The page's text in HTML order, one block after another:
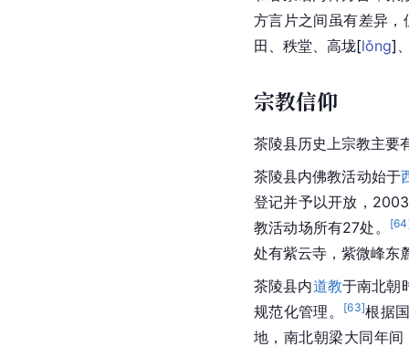
方言片之间虽有差异
田、秩堂、高垅[lǒng]
宗教信仰
茶陵县历史上宗教主要
茶陵县内佛教活动始于
登记并予以开放，
教活动场所有27处。
[64
处有紫云寺，紫微峰东
茶陵县内道教于南北朝
规范化管理。
[63]根据
地，南北朝梁大同年